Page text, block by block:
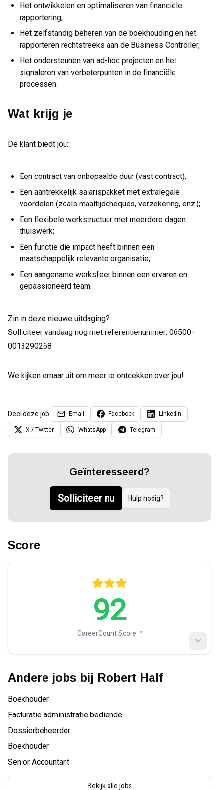
Het ontwikkelen en optimaliseren van financiële
rapportering;
Het zelfstandig beheren van de boekhouding en het
rapporteren rechtstreeks aan de Business Controller;
Het ondersteunen van ad-hoc projecten en het
signaleren van verbeterpunten in de financiële
processen.
Wat krijg je
De klant biedt jou:
Een contract van onbepaalde duur (vast contract);
Een aantrekkelijk salarispakket met extralegale
voordelen (zoals maaltijdcheques, verzekering, enz.);
Een flexibele werkstructuur met meerdere dagen
thuiswerk;
Een functie die impact heeft binnen een
maatschappelijk relevante organisatie;
Een aangename werksfeer binnen een ervaren en
gepassioneerd team.
Zin in deze nieuwe uitdaging?
Solliciteer vandaag nog met referentienummer: 06500-
0013290268
We kijken ernaar uit om meer te ontdekken over jou!
Deel deze job: Email Facebook LinkedIn
X / Twitter WhatsApp Telegram
Geïnteresseerd?
Solliciteer nu Hulp nodig?
Score
92
CareerCount Score ™️
Andere jobs bij Robert Half
Boekhouder
Facturatie administratie bediende
Dossierbeheerder
Boekhouder
Senior Accountant
Bekijk alle jobs